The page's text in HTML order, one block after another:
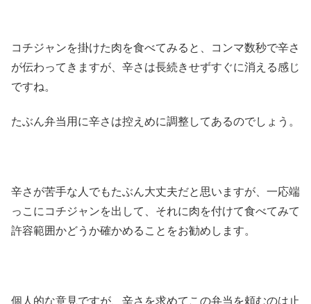
コチジャンを掛けた肉を食べてみると、コンマ数秒で辛さ
が伝わってきますが、辛さは長続きせずすぐに消える感じ
ですね。
たぶん弁当用に辛さは控えめに調整してあるのでしょう。
辛さが苦手な人でもたぶん大丈夫だと思いますが、一応端
っこにコチジャンを出して、それに肉を付けて食べてみて
許容範囲かどうか確かめることをお勧めします。
個人的な意見ですが、辛さを求めてこの弁当を頼むのは止